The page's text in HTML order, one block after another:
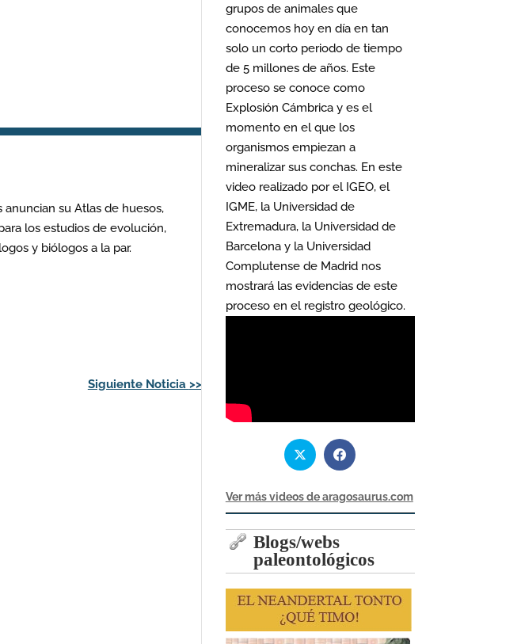
su Atlas de huesos,
los estudios de evolución,
y biólogos a la par.
Siguiente Noticia >>
grupos de animales que
conocemos hoy en día en tan
solo un corto periodo de tiempo
de 5 millones de años. Este
proceso se conoce como
Explosión Cámbrica y es el
momento en el que los
organismos empiezan a
mineralizar sus conchas. En este
video realizado por el IGEO, el
IGME, la Universidad de
Extremadura, la Universidad de
Barcelona y la Universidad
Complutense de Madrid nos
mostrará las evidencias de este
proceso en el registro geológico.
Ver más videos de aragosaurus.com
Blogs/webs
paleontológicos